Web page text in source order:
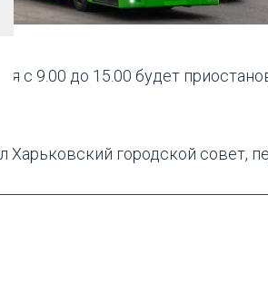
с 9.00 до 15.00 будет
Харьковский городской совет,